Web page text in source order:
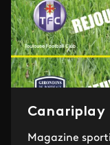
Canariplay
Magazine